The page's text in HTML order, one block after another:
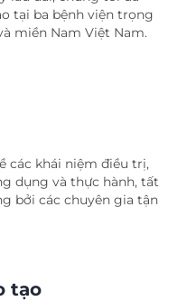
tại ba bệnh viện trọng
miền Nam Việt Nam.
các khái niệm điều trị,
dụng và thực hành, tất
bởi các chuyên gia tận
tạo